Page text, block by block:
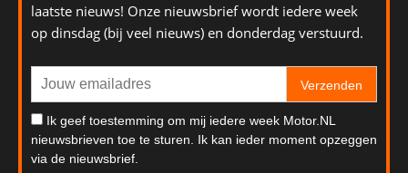
laatste nieuws! Onze nieuwsbrief wordt iedere week
op dinsdag (bij veel nieuws) en donderdag verstuurd.
Verzenden
Ik geef toestemming om mij iedere week Motor.NL
nieuwsbrieven toe te sturen. Ik kan ieder moment opzeggen
via de nieuwsbrief.